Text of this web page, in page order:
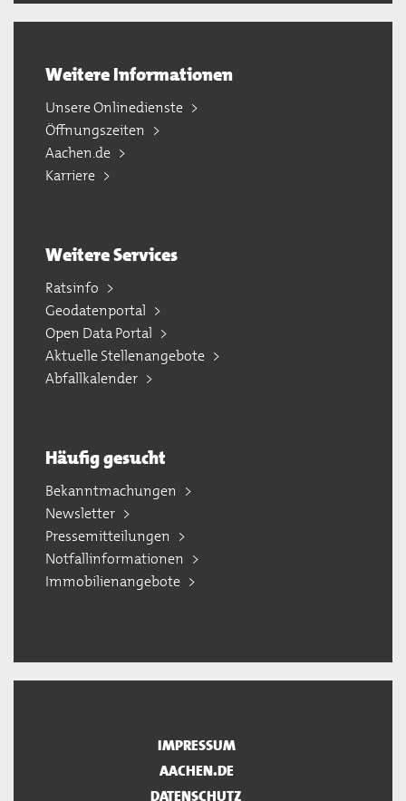
Weitere Informationen
Unsere Onlinedienste
Öffnungszeiten
Aachen.de
Karriere
Weitere Services
Ratsinfo
Geodatenportal
Open Data Portal
Aktuelle Stellenangebote
Abfallkalender
Häufig gesucht
Bekanntmachungen
Newsletter
Pressemitteilungen
Notfallinformationen
Immobilienangebote
IMPRESSUM
AACHEN.DE
DATENSCHUTZ